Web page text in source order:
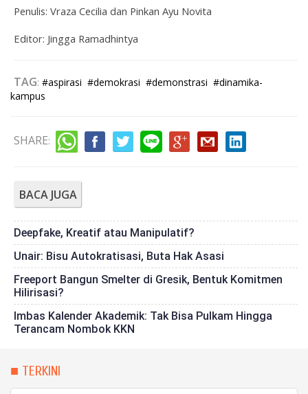
Penulis: Vraza Cecilia dan Pinkan Ayu Novita
Editor: Jingga Ramadhintya
TAG: #aspirasi #demokrasi #demonstrasi #dinamika-
kampus
SHARE:
BACA JUGA
Deepfake, Kreatif atau Manipulatif?
Unair: Bisu Autokratisasi, Buta Hak Asasi
Freeport Bangun Smelter di Gresik, Bentuk Komitmen
Hilirisasi?
Imbas Kalender Akademik: Tak Bisa Pulkam Hingga
Terancam Nombok KKN
■ TERKINI